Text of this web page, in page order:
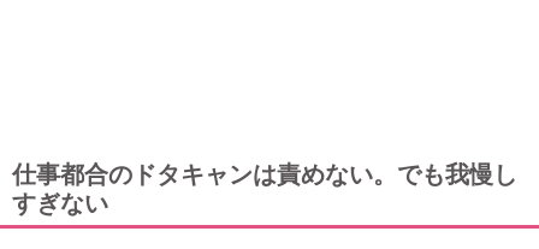
仕事都合のドタキャンは責めない。でも我慢し
すぎない